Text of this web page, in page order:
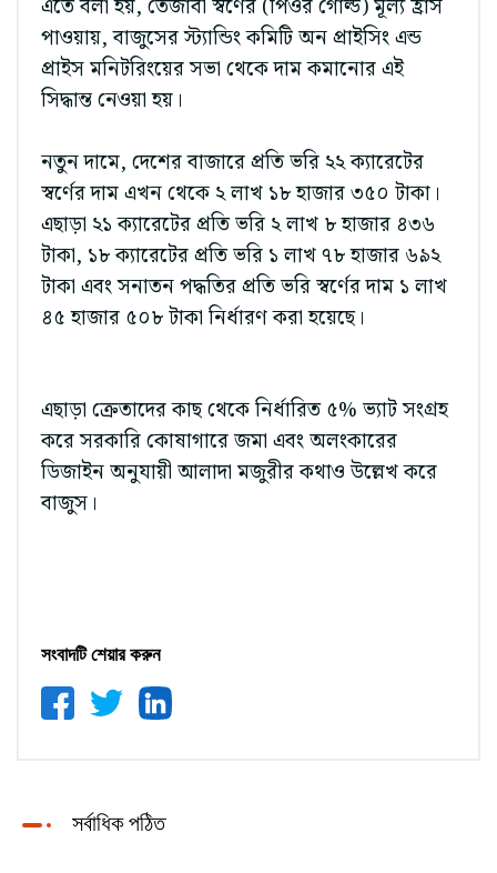
এতে বলা হয়, তেজাবী স্বর্ণের (পিওর গোল্ড) মূল্য হ্রাস
পাওয়ায়, বাজুসের স্ট্যান্ডিং কমিটি অন প্রাইসিং এন্ড
প্রাইস মনিটরিংয়ের সভা থেকে দাম কমানোর এই
সিদ্ধান্ত নেওয়া হয়।
নতুন দামে, দেশের বাজারে প্রতি ভরি ২২ ক্যারেটের
স্বর্ণের দাম এখন থেকে ২ লাখ ১৮ হাজার ৩৫০ টাকা।
এছাড়া ২১ ক্যারেটের প্রতি ভরি ২ লাখ ৮ হাজার ৪৩৬
টাকা, ১৮ ক্যারেটের প্রতি ভরি ১ লাখ ৭৮ হাজার ৬৯২
টাকা এবং সনাতন পদ্ধতির প্রতি ভরি স্বর্ণের দাম ১ লাখ
৪৫ হাজার ৫০৮ টাকা নির্ধারণ করা হয়েছে।
এছাড়া ক্রেতাদের কাছ থেকে নির্ধারিত ৫% ভ্যাট সংগ্রহ
করে সরকারি কোষাগারে জমা এবং অলংকারের
ডিজাইন অনুযায়ী আলাদা মজুরীর কথাও উল্লেখ করে
বাজুস।
সংবাদটি শেয়ার করুন
সর্বাধিক পঠিত